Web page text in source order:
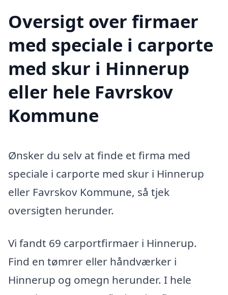
Oversigt over firmaer
med speciale i carporte
med skur i Hinnerup
eller hele Favrskov
Kommune
Ønsker du selv at finde et firma med
speciale i carporte med skur i Hinnerup
eller Favrskov Kommune, så tjek
oversigten herunder.
Vi fandt 69 carportfirmaer i Hinnerup.
Find en tømrer eller håndværker i
Hinnerup og omegn herunder. I hele